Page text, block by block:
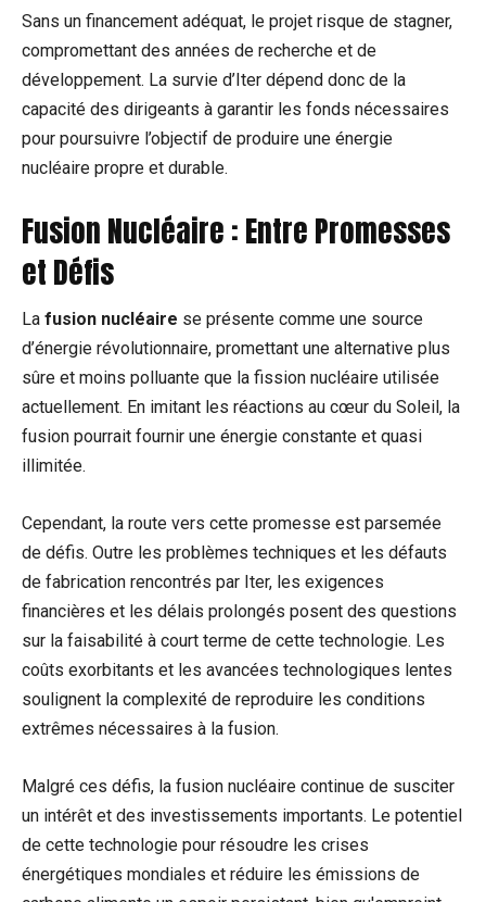
Sans un financement adéquat, le projet risque de stagner,
compromettant des années de recherche et de
développement. La survie d’Iter dépend donc de la
capacité des dirigeants à garantir les fonds nécessaires
pour poursuivre l’objectif de produire une énergie
nucléaire propre et durable.
Fusion Nucléaire : Entre Promesses
et Défis
La fusion nucléaire se présente comme une source
d’énergie révolutionnaire, promettant une alternative plus
sûre et moins polluante que la fission nucléaire utilisée
actuellement. En imitant les réactions au cœur du Soleil, la
fusion pourrait fournir une énergie constante et quasi
illimitée.
Cependant, la route vers cette promesse est parsemée
de défis. Outre les problèmes techniques et les défauts
de fabrication rencontrés par Iter, les exigences
financières et les délais prolongés posent des questions
sur la faisabilité à court terme de cette technologie. Les
coûts exorbitants et les avancées technologiques lentes
soulignent la complexité de reproduire les conditions
extrêmes nécessaires à la fusion.
Malgré ces défis, la fusion nucléaire continue de susciter
un intérêt et des investissements importants. Le potentiel
de cette technologie pour résoudre les crises
énergétiques mondiales et réduire les émissions de